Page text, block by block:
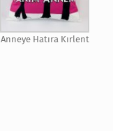
Anneye Hatıra Kırlent